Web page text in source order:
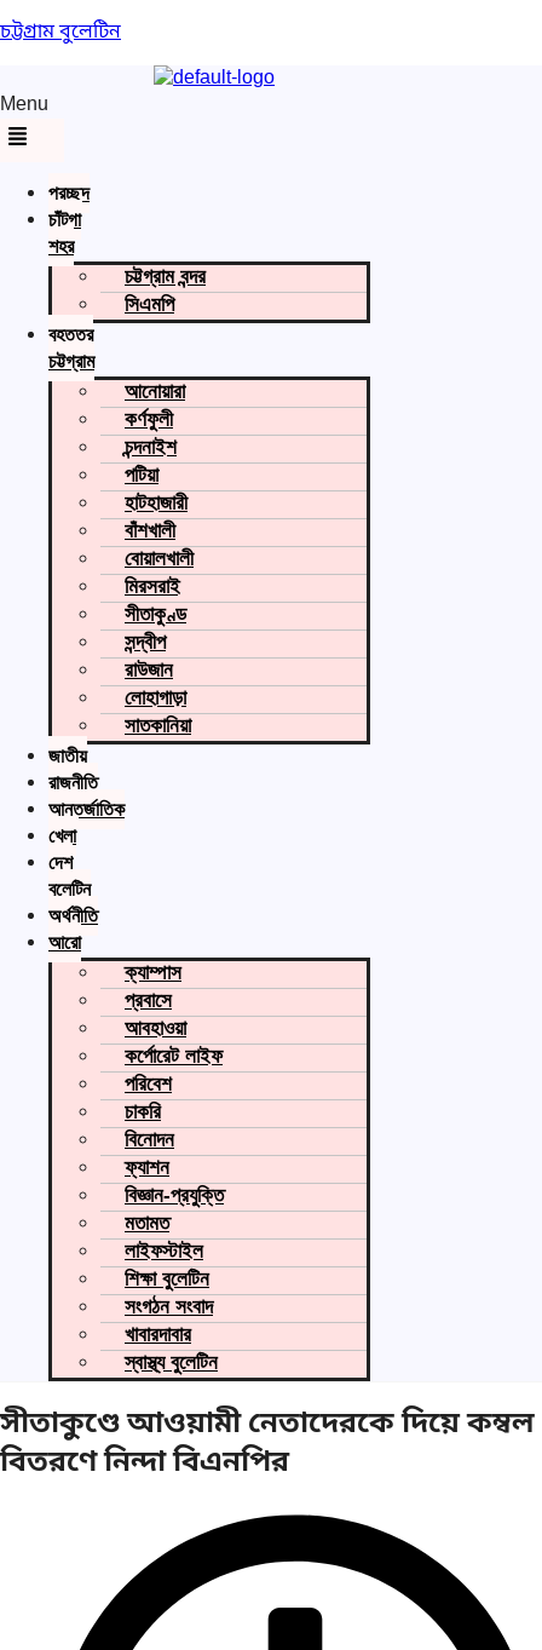
চট্টগ্রাম বুলেটিন
Menu
প্রচ্ছদ
চাঁটগা
শহর
চট্টগ্রাম বন্দর
সিএমপি
বৃহত্তর
চট্টগ্রাম
আনোয়ারা
কর্ণফুলী
চন্দনাইশ
পটিয়া
হাটহাজারী
বাঁশখালী
বোয়ালখালী
মিরসরাই
সীতাকুণ্ড
সন্দ্বীপ
রাউজান
লোহাগাড়া
সাতকানিয়া
জাতীয়
রাজনীতি
আন্তর্জাতিক
খেলা
দেশ
বুলেটিন
অর্থনীতি
আরো
ক্যাম্পাস
প্রবাসে
আবহাওয়া
কর্পোরেট লাইফ
পরিবেশ
চাকরি
বিনোদন
ফ্যাশন
বিজ্ঞান-প্রযুক্তি
মতামত
লাইফস্টাইল
শিক্ষা বুলেটিন
সংগঠন সংবাদ
খাবারদাবার
স্বাস্থ্য বুলেটিন
সীতাকুণ্ডে আওয়ামী নেতাদেরকে দিয়ে কম্বল
বিতরণে নিন্দা বিএনপির